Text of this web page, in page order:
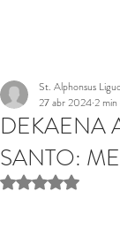
DEKAENA
SANTO:
St. Alphonsus
27 abr 20242
Obtuvo NaN de